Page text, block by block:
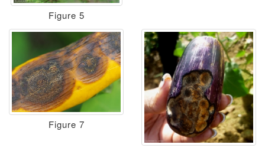
Figure 5
Figure 7